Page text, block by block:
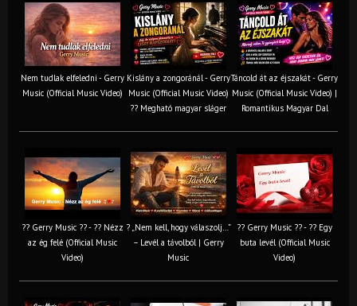
Nem tudlak elfeledni - Gerry
Music (Official Music Video)
Kislány a zongoránál - Gerry
Music (Official Music Video)
?? Megható magyar sláger
Táncold át az éjszakát - Gerry
Music (Official Music Video) |
Romantikus Magyar Dal
?? Gerry Music ?? - ?? Nézz
az ég felé (Official Music
Video)
? „Nem kell, hogy válaszolj…”
– Levél a távolból | Gerry
Music
?? Gerry Music ?? - ?? Egy
buta levél (Official Music
Video)